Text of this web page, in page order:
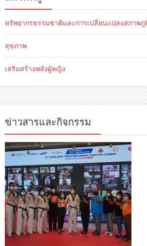
ทรัพยากรธรรมชาติและการเปลี่ยนแปลงสภาพภู
สุขภาพ
เสริมสร้างพลังผู้หญิง
ข่าวสารและกิจกรรม